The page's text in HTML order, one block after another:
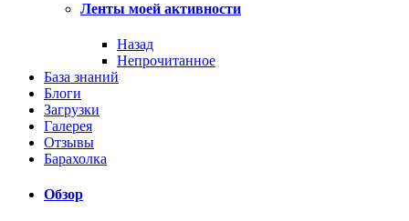
Ленты моей активности
Назад
Непрочитанное
База знаний
Блоги
Загрузки
Галерея
Отзывы
Барахолка
Обзор